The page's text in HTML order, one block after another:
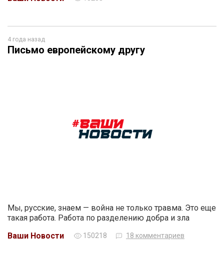
4 года назад
Письмо европейскому другу
Мы, русские, знаем — война не только травма. Это еще
такая работа. Работа по разделению добра и зла
Ваши Новости
150218 18 комментариев